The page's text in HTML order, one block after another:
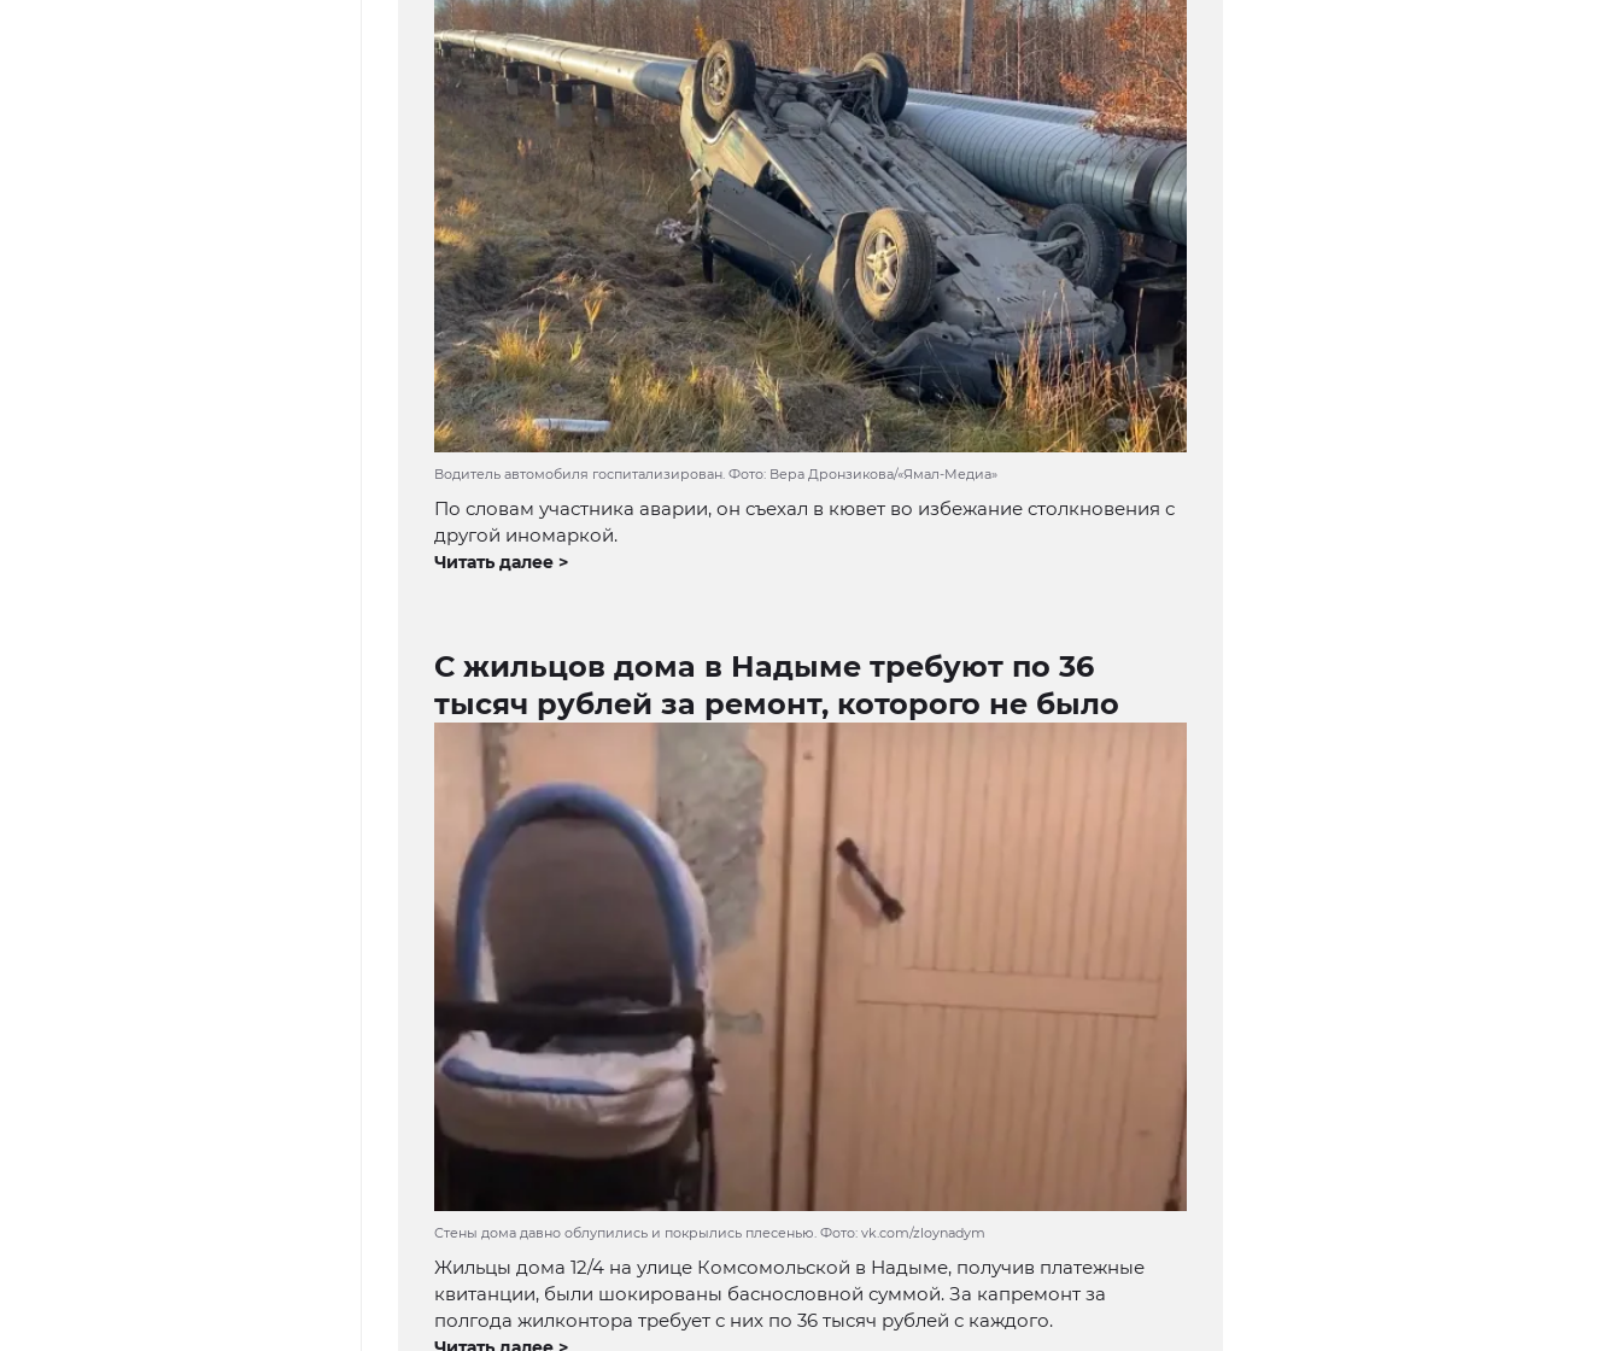
Водитель автомобиля госпитализирован. Фото: Вера Дронзикова/«Ямал-Медиа»
По словам участника аварии, он съехал в кювет во избежание столкновения с
другой иномаркой.
Читать далее >
С жильцов дома в Надыме требуют по 36
тысяч рублей за ремонт, которого не было
Стены дома давно облупились и покрылись плесенью. Фото: vk.com/zloynadym
Жильцы дома 12/4 на улице Комсомольской в Надыме, получив платежные
квитанции, были шокированы баснословной суммой. За капремонт за
полгода жилконтора требует с них по 36 тысяч рублей с каждого.